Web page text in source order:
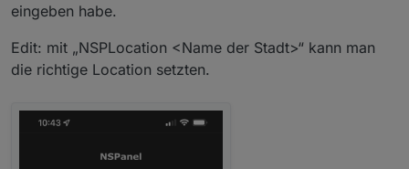
eingeben habe.
Edit: mit „NSPLocation <Name der Stadt>“ kann man
die richtige Location setzten.